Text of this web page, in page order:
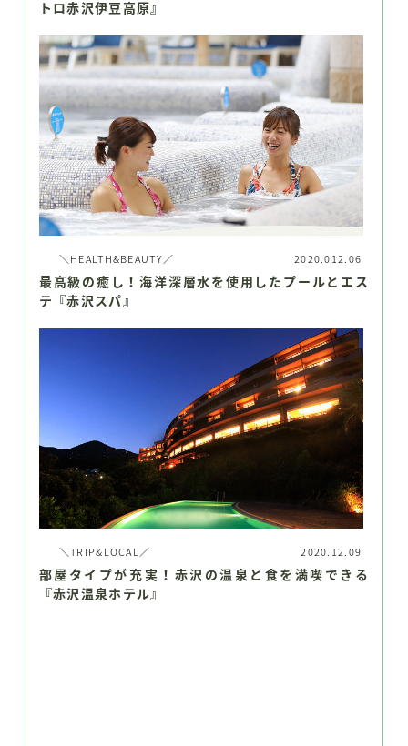
トロ赤沢伊豆高原』
＼HEALTH&BEAUTY／ 2020.012.06
最高級の癒し！海洋深層水を使用したプールとエス
テ『赤沢スパ』
＼TRIP&LOCAL／ 2020.12.09
部屋タイプが充実！赤沢の温泉と食を満喫できる
『赤沢温泉ホテル』